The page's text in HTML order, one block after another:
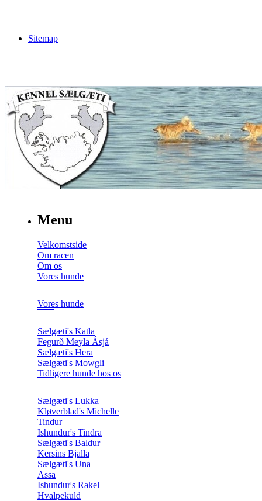
Sitemap
Menu
Velkomstside
Om racen
Om os
Vores hunde
Vores hunde
Sælgæti's Katla
Fegurð Meyla Ásjá
Sælgæti's Hera
Sælgæti's Mowgli
Tidligere hunde hos os
Sælgæti's Lukka
Kløverblad's Michelle
Tindur
Ishundur's Tindra
Sælgæti's Baldur
Kersins Bjalla
Sælgæti's Una
Assa
Ishundur's Rakel
Hvalpekuld